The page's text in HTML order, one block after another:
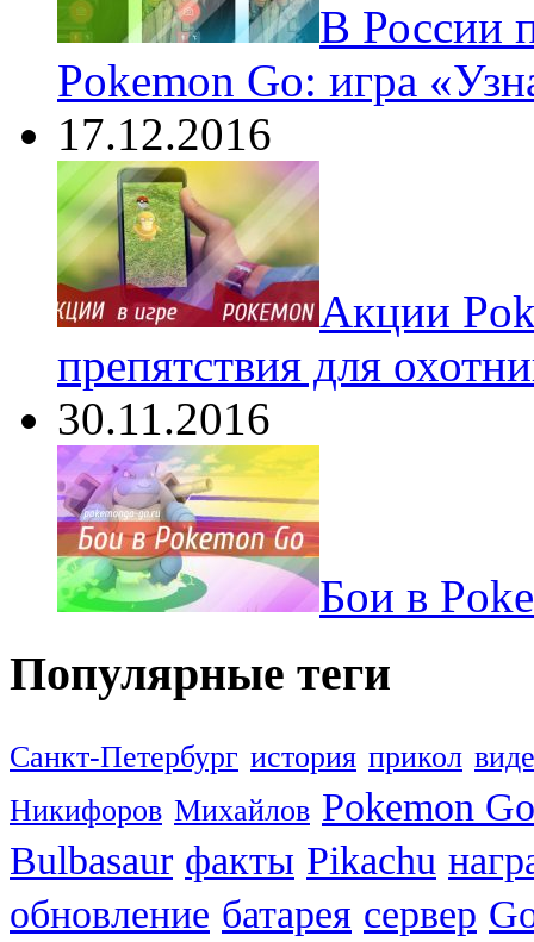
В России
Pokemon Go: игра
17.12.2016
Акции
препятствия для
30.11.2016
Бои в
Популярные теги
Санкт-Петербург история прикол
Никифоров Михайлов Pokemon Go
Bulbasaur факты Pikachu
обновление батарея сервер